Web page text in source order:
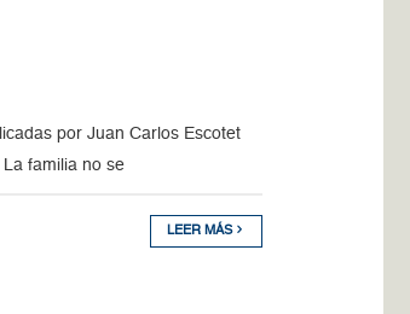
por Juan Carlos Escotet
familia no se
LEER MÁS